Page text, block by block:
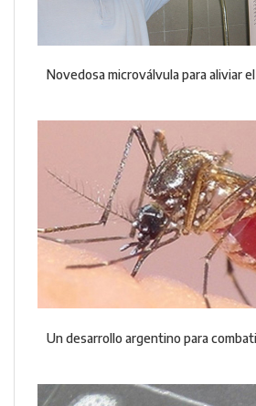
Novedosa microválvula para aliviar
Un desarrollo argentino para